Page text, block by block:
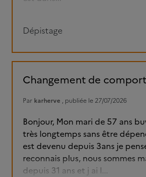
Dépistage
Changement de
Par karherve , publiée le 27/07/2026
Bonjour, Mon mari de 57 ans
très longtemps sans être
est devenu depuis 3ans je
reconnais plus, nous sommes
depuis 31 ans et j ai l...